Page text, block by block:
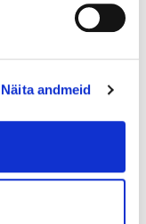
Näita andmeid